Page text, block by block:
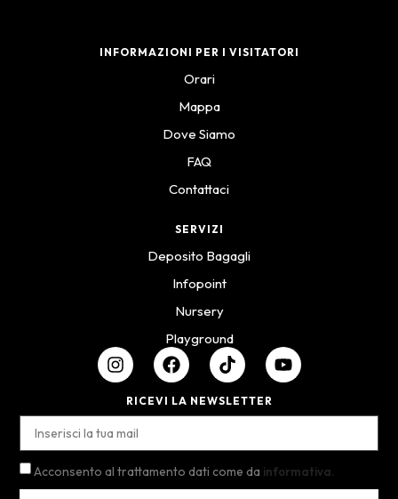
INFORMAZIONI PER I VISITATORI
Orari
Mappa
Dove Siamo
FAQ
Contattaci
SERVIZI
Deposito Bagagli
Infopoint
Nursery
Playground
RICEVI LA NEWSLETTER
Acconsento al trattamento dati come da informativa.